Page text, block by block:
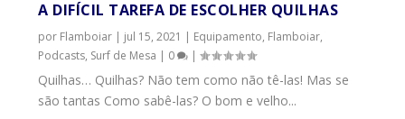
A DIFÍCIL TAREFA DE ESCOLHER QUILHAS
por Flamboiar | jul 15, 2021 | Equipamento, Flamboiar,
Podcasts, Surf de Mesa | 0 |
Quilhas… Quilhas? Não tem como não tê-las! Mas se
são tantas Como sabê-las? O bom e velho...